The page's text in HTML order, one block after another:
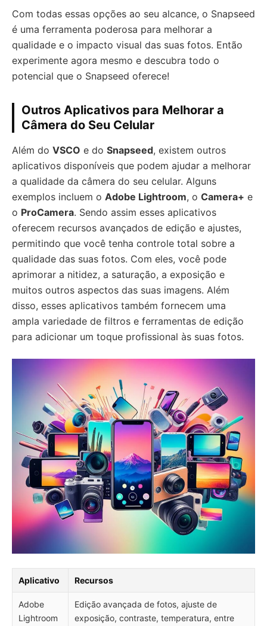
Com todas essas opções ao seu alcance, o Snapseed
é uma ferramenta poderosa para melhorar a
qualidade e o impacto visual das suas fotos. Então
experimente agora mesmo e descubra todo o
potencial que o Snapseed oferece!
Outros Aplicativos para Melhorar a
Câmera do Seu Celular
Além do VSCO e do Snapseed, existem outros
aplicativos disponíveis que podem ajudar a melhorar
a qualidade da câmera do seu celular. Alguns
exemplos incluem o Adobe Lightroom, o Camera+ e
o ProCamera. Sendo assim esses aplicativos
oferecem recursos avançados de edição e ajustes,
permitindo que você tenha controle total sobre a
qualidade das suas fotos. Com eles, você pode
aprimorar a nitidez, a saturação, a exposição e
muitos outros aspectos das suas imagens. Além
disso, esses aplicativos também fornecem uma
ampla variedade de filtros e ferramentas de edição
para adicionar um toque profissional às suas fotos.
Aplicativo Recursos
Adobe
Lightroom
Edição avançada de fotos, ajuste de
exposição, contraste, temperatura, entre